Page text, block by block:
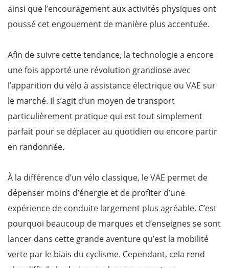
ainsi que l’encouragement aux activités physiques ont
poussé cet engouement de manière plus accentuée.
Afin de suivre cette tendance, la technologie a encore
une fois apporté une révolution grandiose avec
l’apparition du vélo à assistance électrique ou VAE sur
le marché. Il s’agit d’un moyen de transport
particulièrement pratique qui est tout simplement
parfait pour se déplacer au quotidien ou encore partir
en randonnée.
À la différence d’un vélo classique, le VAE permet de
dépenser moins d’énergie et de profiter d’une
expérience de conduite largement plus agréable. C’est
pourquoi beaucoup de marques et d’enseignes se sont
lancer dans cette grande aventure qu’est la mobilité
verte par le biais du cyclisme. Cependant, cela rend